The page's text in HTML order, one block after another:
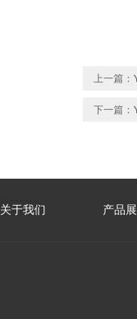
上一篇：
下一篇：
关于我们 产品